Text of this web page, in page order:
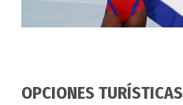
OPCIONES TURÍSTICAS